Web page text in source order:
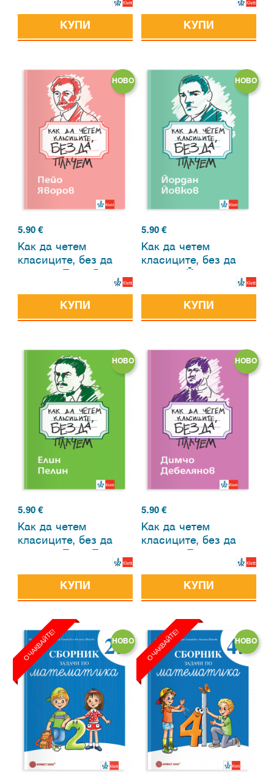
КУПИ
КУПИ
НОВО
5.90 €
Как да четем
класиците, без да
КУПИ
НОВО
5.90€
Как да четем
класиците, без да
КУПИ
НОВО
5.90 €
Как да четем
класиците, без да
КУПИ
НОВО
5.90€
Как да четем
класиците, без да
КУПИ
ОЧАКВАЙТЕ! НОВО ОЧАКВАЙТЕ! НОВО